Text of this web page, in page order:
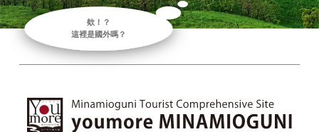
欸！？
這裡是國外嗎？